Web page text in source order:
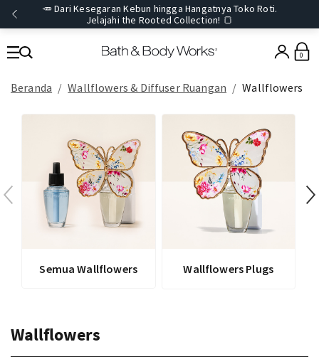
🥕 Dari Kesegaran Kebun hingga Hangatnya Toko Roti.
Jelajahi the Rooted Collection! 🍞
0
Beranda Wallflowers & Diffuser Ruangan Wallflowers
Semua Wallflowers Wallflowers Plugs
Wallflowers